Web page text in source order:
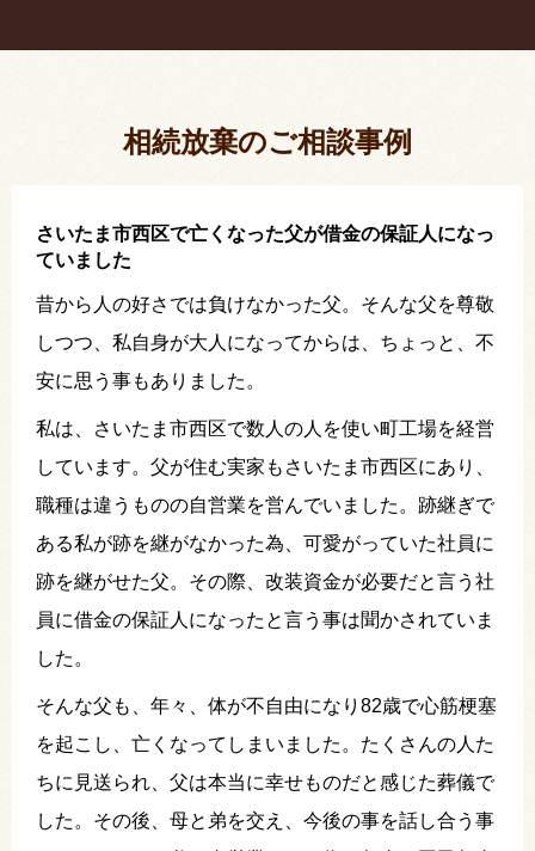
相続放棄のご相談事例
さいたま市西区で亡くなった父が借金の保証人になっ
ていました
昔から人の好さでは負けなかった父。そんな父を尊敬
しつつ、私自身が大人になってからは、ちょっと、不
安に思う事もありました。
私は、さいたま市西区で数人の人を使い町工場を経営
しています。父が住む実家もさいたま市西区にあり、
職種は違うものの自営業を営んでいました。跡継ぎで
ある私が跡を継がなかった為、可愛がっていた社員に
跡を継がせた父。その際、改装資金が必要だと言う社
員に借金の保証人になったと言う事は聞かされていま
した。
そんな父も、年々、体が不自由になり82歳で心筋梗塞
を起こし、亡くなってしまいました。たくさんの人た
ちに見送られ、父は本当に幸せものだと感じた葬儀で
した。その後、母と弟を交え、今後の事を話し合う事